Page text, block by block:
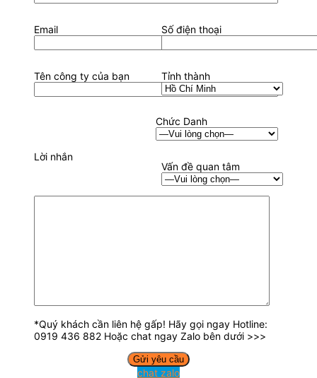
Email Số điện thoại
Tên công ty của bạn Tỉnh thành
Chức Danh
Vấn đề quan tâm
Lời nhắn
*Quý khách cần liên hệ gấp! Hãy gọi ngay Hotline:
0919 436 882 Hoặc chat ngay Zalo bên dưới >>>
chat zalo